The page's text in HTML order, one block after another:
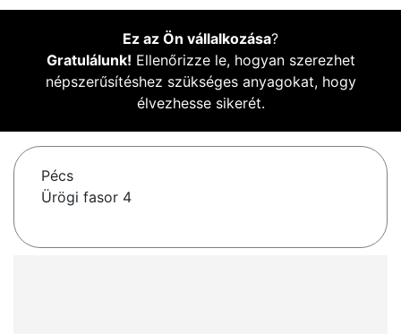
Ez az Ön vállalkozása?
Gratulálunk! Ellenőrizze le, hogyan szerezhet
népszerűsítéshez szükséges anyagokat, hogy
élvezhesse sikerét.
Pécs
Ürögi fasor 4